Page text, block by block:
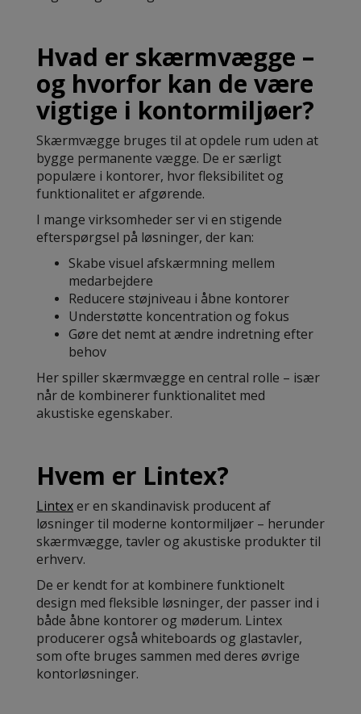
Hvad er skærmvægge –
og hvorfor kan de være
vigtige i kontormiljøer?
Skærmvægge bruges til at opdele rum uden at
bygge permanente vægge. De er særligt
populære i kontorer, hvor fleksibilitet og
funktionalitet er afgørende.
I mange virksomheder ser vi en stigende
efterspørgsel på løsninger, der kan:
Skabe visuel afskærmning mellem
medarbejdere
Reducere støjniveau i åbne kontorer
Understøtte koncentration og fokus
Gøre det nemt at ændre indretning efter
behov
Her spiller skærmvægge en central rolle – især
når de kombinerer funktionalitet med
akustiske egenskaber.
Hvem er Lintex?
Lintexer en skandinavisk producent af
løsninger til moderne kontormiljøer – herunder
skærmvægge, tavler og akustiske produkter til
erhverv.
De er kendt for at kombinere funktionelt
design med fleksible løsninger, der passer ind i
både åbne kontorer og møderum. Lintex
producerer også whiteboards og glastavler,
som ofte bruges sammen med deres øvrige
kontorløsninger.